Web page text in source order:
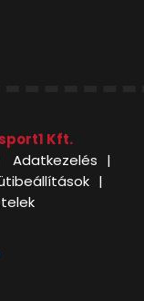
Kft.
Adatkezelés